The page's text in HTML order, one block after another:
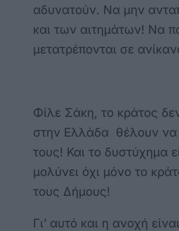
αδυνατούν. Να μην
και των αιτημάτων! Να
μετατρέπονται σε
Φίλε Σάκη, το κράτος
στην Ελλάδα θέλουν να
τους! Και το δυστύχημα
μολύνει όχι μόνο το
τους Δήμους!
Γι’ αυτό και η ανοχή